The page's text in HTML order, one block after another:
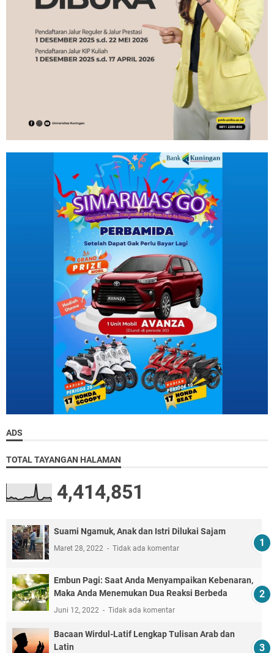
ADS
TOTAL TAYANGAN HALAMAN
4,414,851
Suami Ngamuk, Anak dan Istri Dilukai Sajam
Maret 28, 2022 Tidak ada komentar
Embun Pagi: Saat Anda Menyampaikan Kebenaran,
Maka Anda Menemukan Dua Reaksi Berbeda
Juni 12, 2022 Tidak ada komentar
Bacaan Wirdul-Latif Lengkap Tulisan Arab dan
Latin